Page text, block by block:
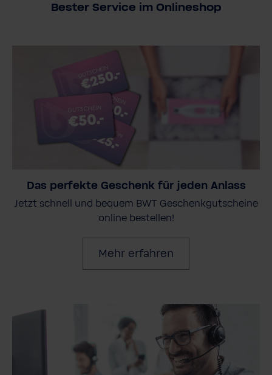
Bester Service im Onlineshop
Das perfekte Geschenk für jeden Anlass
Jetzt schnell und bequem BWT Geschenkgutscheine
online bestellen!
Mehr erfahren